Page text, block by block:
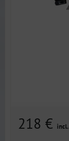
218 € incl.